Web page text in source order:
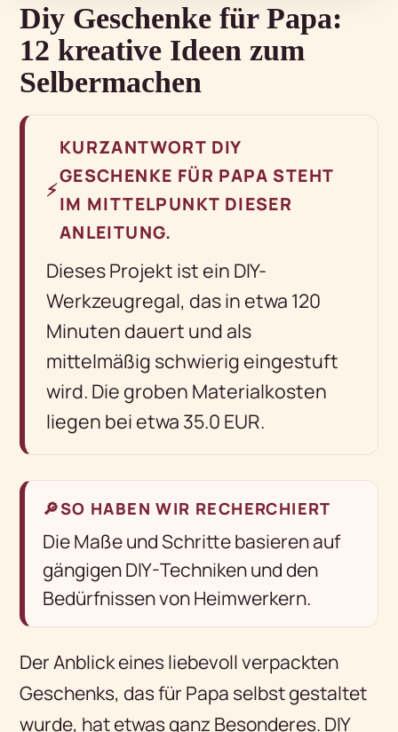
Diy Geschenke für Papa:
12 kreative Ideen zum
Selbermachen
⚡
KURZANTWORT DIY
GESCHENKE FÜR PAPA STEHT
IM MITTELPUNKT DIESER
ANLEITUNG.
Dieses Projekt ist ein DIY-
Werkzeugregal, das in etwa 120
Minuten dauert und als
mittelmäßig schwierig eingestuft
wird. Die groben Materialkosten
liegen bei etwa 35.0 EUR.
🔎SO HABEN WIR RECHERCHIERT
Die Maße und Schritte basieren auf
gängigen DIY-Techniken und den
Bedürfnissen von Heimwerkern.
Der Anblick eines liebevoll verpackten
Geschenks, das für Papa selbst gestaltet
wurde, hat etwas ganz Besonderes. DIY